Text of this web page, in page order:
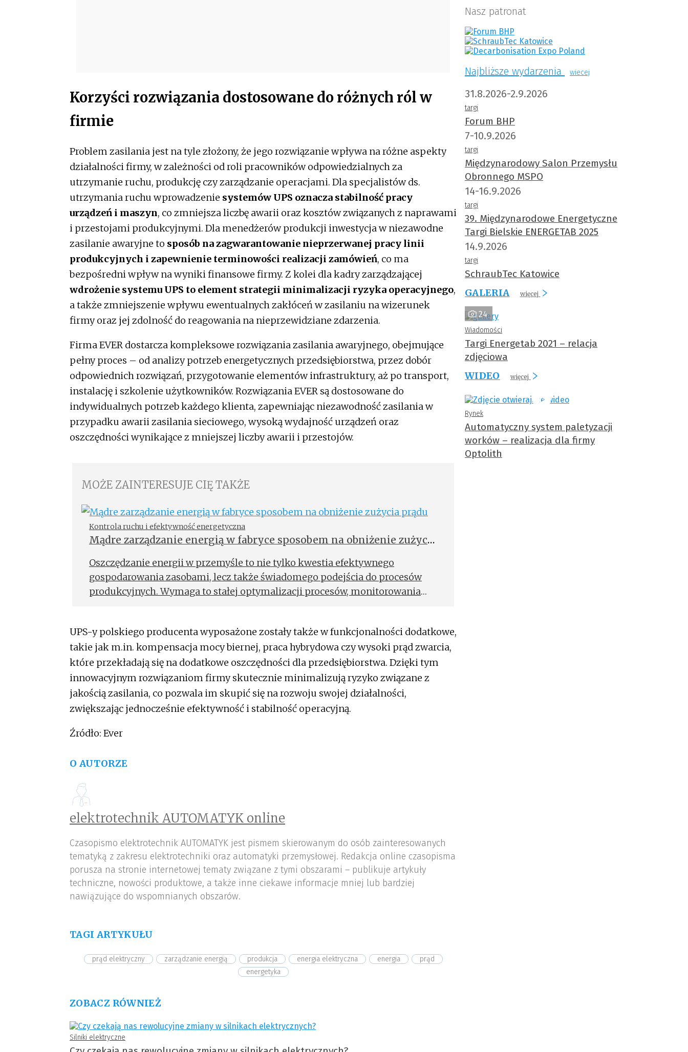
Korzyści rozwiązania dostosowane do różnych ról w
firmie
Problem zasilania jest na tyle złożony, że jego rozwiązanie wpływa na różne aspekty
działalności firmy, w zależności od roli pracowników odpowiedzialnych za
utrzymanie ruchu, produkcję czy zarządzanie operacjami. Dla specjalistów ds.
utrzymania ruchu wprowadzenie systemów UPS oznacza stabilność pracy
urządzeń i maszyn, co zmniejsza liczbę awarii oraz kosztów związanych z naprawami
i przestojami produkcyjnymi. Dla menedżerów produkcji inwestycja w niezawodne
zasilanie awaryjne to sposób na zagwarantowanie nieprzerwanej pracy linii
produkcyjnych i zapewnienie terminowości realizacji zamówień, co ma
bezpośredni wpływ na wyniki finansowe firmy. Z kolei dla kadry zarządzającej
wdrożenie systemu UPS to element strategii minimalizacji ryzyka operacyjnego,
a także zmniejszenie wpływu ewentualnych zakłóceń w zasilaniu na wizerunek
firmy oraz jej zdolność do reagowania na nieprzewidziane zdarzenia.
Firma EVER dostarcza kompleksowe rozwiązania zasilania awaryjnego, obejmujące
pełny proces – od analizy potrzeb energetycznych przedsiębiorstwa, przez dobór
odpowiednich rozwiązań, przygotowanie elementów infrastruktury, aż po transport,
instalację i szkolenie użytkowników. Rozwiązania EVER są dostosowane do
indywidualnych potrzeb każdego klienta, zapewniając niezawodność zasilania w
przypadku awarii zasilania sieciowego, wysoką wydajność urządzeń oraz
oszczędności wynikające z mniejszej liczby awarii i przestojów.
MOŻE ZAINTERESUJE CIĘ TAKŻE
Kontrola ruchu i efektywność energetyczna
Mądre zarządzanie energią w fabryce sposobem na obniżenie zużycia
Oszczędzanie energii w przemyśle to nie tylko kwestia efektywnego
gospodarowania zasobami, lecz także świadomego podejścia do procesów
produkcyjnych. Wymaga to stałej optymalizacji procesów, monitorowania
UPS-y polskiego producenta wyposażone zostały także w funkcjonalności dodatkowe,
takie jak m.in. kompensacja mocy biernej, praca hybrydowa czy wysoki prąd zwarcia,
które przekładają się na dodatkowe oszczędności dla przedsiębiorstwa. Dzięki tym
innowacyjnym rozwiązaniom firmy skutecznie minimalizują ryzyko związane z
jakością zasilania, co pozwala im skupić się na rozwoju swojej działalności,
zwiększając jednocześnie efektywność i stabilność operacyjną.
Źródło: Ever
O AUTORZE
elektrotechnik AUTOMATYK online
Czasopismo elektrotechnik AUTOMATYK jest pismem skierowanym do osób zainteresowanych
tematyką z zakresu elektrotechniki oraz automatyki przemysłowej. Redakcja online czasopisma
porusza na stronie internetowej tematy związane z tymi obszarami – publikuje artykuły
techniczne, nowości produktowe, a także inne ciekawe informacje mniej lub bardziej
nawiązujące do wspomnianych obszarów.
TAGI ARTYKUŁU
prąd elektryczny zarządzanie energią produkcja energia elektryczna energia
prąd
energetyka
ZOBACZ RÓWNIEŻ
Silniki elektryczne
Nasz patronat
Najbliższe wydarzenia wiecej
31.8.2026-2.9.2026
targi
Forum BHP
7-10.9.2026
targi
Międzynarodowy Salon Przemysłu
Obronnego MSPO
14-16.9.2026
targi
39. Międzynarodowe Energetyczne
Targi Bielskie ENERGETAB 2025
14.9.2026
targi
SchraubTec Katowice
GALERIA
więcej
24
Wiadomości
Targi Energetab 2021 – relacja
zdjęciowa
WIDEO
więcej
Rynek
Automatyczny system paletyzacji
worków – realizacja dla firmy
Optolith